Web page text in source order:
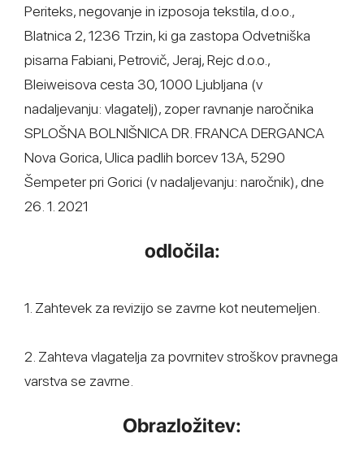
Periteks, negovanje in izposoja tekstila, d.o.o.,
Blatnica 2, 1236 Trzin, ki ga zastopa Odvetniška
pisarna Fabiani, Petrovič, Jeraj, Rejc d.o.o.,
Bleiweisova cesta 30, 1000 Ljubljana (v
nadaljevanju: vlagatelj), zoper ravnanje naročnika
SPLOŠNA BOLNIŠNICA DR. FRANCA DERGANCA
Nova Gorica, Ulica padlih borcev 13A, 5290
Šempeter pri Gorici (v nadaljevanju: naročnik), dne
26. 1. 2021
odločila:
1. Zahtevek za revizijo se zavrne kot neutemeljen.
2. Zahteva vlagatelja za povrnitev stroškov pravnega
varstva se zavrne.
Obrazložitev: